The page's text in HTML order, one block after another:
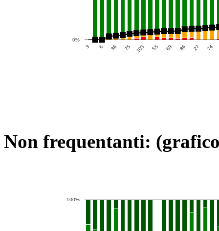
3 6 36 75 103 55 69 86 27 74
0%
Non frequentanti:
100%